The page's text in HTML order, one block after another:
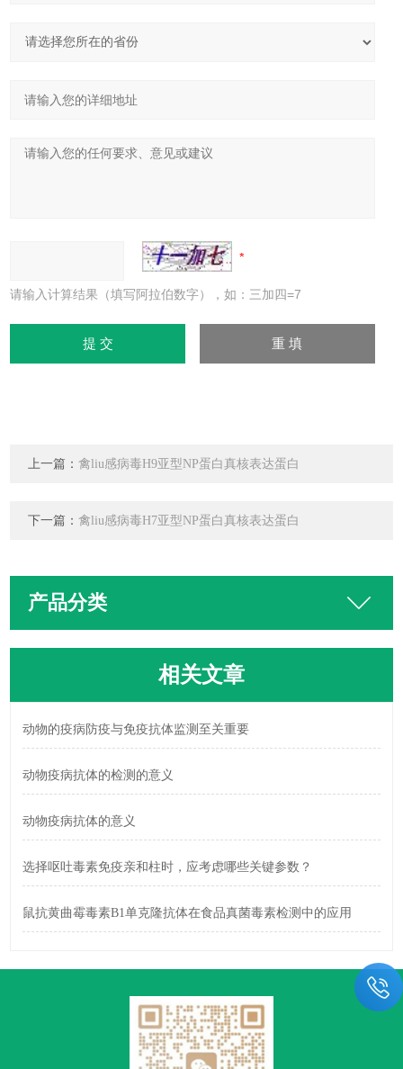
请输入计算结果（填写阿拉伯数字），如：三加四=7
上一篇：禽liu感病毒H9亚型NP蛋白真核表达蛋白
下一篇：禽liu感病毒H7亚型NP蛋白真核表达蛋白
产品分类
相关文章
动物的疫病防疫与免疫抗体监测至关重要
动物疫病抗体的检测的意义
动物疫病抗体的意义
选择呕吐毒素免疫亲和柱时，应考虑哪些关键参数？
鼠抗黄曲霉毒素B1单克隆抗体在食品真菌毒素检测中的应用